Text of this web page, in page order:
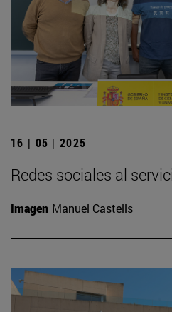
16 | 05 | 2025
Redes sociales al
Imagen Manuel Castells